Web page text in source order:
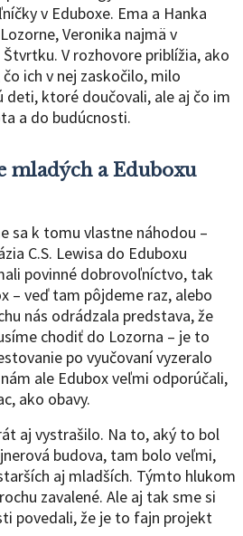
v Eduboxe. Ema a Hanka
Veronika najmä v
V rozhovore priblížia, ako
ich v nej zaskočilo, milo
deti, ktoré doučovali, ale aj čo im
a do budúcnosti.
mladých a Eduboxu
k tomu vlastne náhodou –
C.S. Lewisa do Eduboxu
povinné dobrovoľníctvo, tak
– veď tam pôjdeme raz, alebo
nás odrádzala predstava, že
chodiť do Lozorna – je to
po vyučovaní vyzeralo
ale Edubox veľmi odporúčali,
ako obavy.
aj vystrašilo. Na to, aký to bol
budova, tam bolo veľmi,
aj mladších. Týmto hlukom
zavalené. Ale aj tak sme si
povedali, že je to fajn projekt